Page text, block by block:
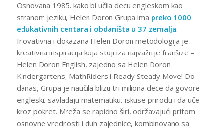
Osnovana 1985. kako bi učila decu engleskom kao
stranom jeziku, Helen Doron Grupa ima preko 1000
edukativnih centara i obdaništa u 37 zemalja.
Inovativna i dokazana Helen Doron metodologija je
kreativna inspiracija koja stoji iza najvažnije franšize –
Helen Doron English, zajedno sa Helen Doron
Kindergartens, MathRiders i Ready Steady Move! Do
danas, Grupa je naučila blizu tri miliona dece da govore
engleski, savladaju matematiku, iskuse prirodu i da uče
kroz pokret. Mreža se rapidno širi, održavajući pritom
osnovne vrednosti i duh zajednice, kombinovano sa